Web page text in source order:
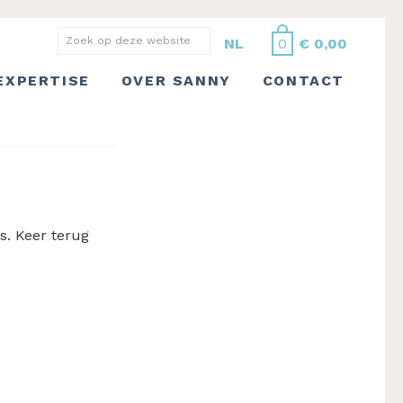
0 € 0,00
Zoek
deze
NL
OVER SANNY CONTACT
Keer terug